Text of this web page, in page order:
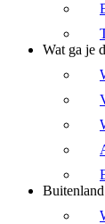
Wat ga je
Buitenland